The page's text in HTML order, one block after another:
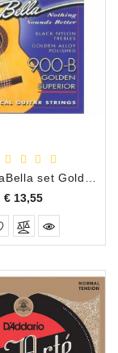
LaBella LaBella set Golden Superior 900-B
€ 13,55Prijs